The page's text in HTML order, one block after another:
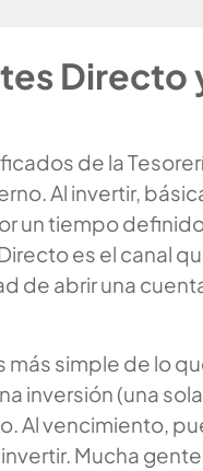
Directo
de la
Al invertir,
un tiempo
es el canal
de abrir una
más simple de lo
inversión (una
Al vencimiento,
Mucha